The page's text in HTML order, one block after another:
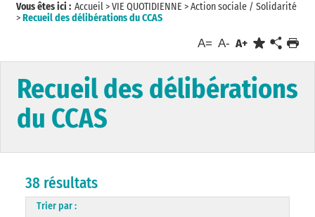
Vous êtes ici : Accueil>VIE QUOTIDIENNE >Action sociale / Solidarité
>Recueil des délibérations du CCAS
A= A- A+
Recueil des délibérations
du CCAS
38 résultats
Trier par :